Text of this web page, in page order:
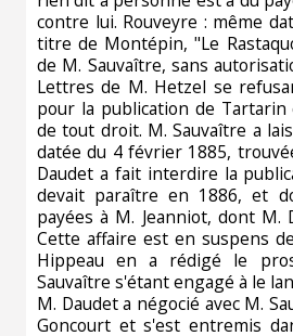
contre lui. Rouveyre : même
titre de Montépin, "Le
de M. Sauvaître, sans
Lettres de M. Hetzel se
pour la publication de
de tout droit. M. Sauvaître a
datée du 4 février 1885,
Daudet a fait interdire la
devait paraître en 1886, et
payées à M. Jeanniot, dont M.
Cette affaire est en suspens
Hippeau en a rédigé le
Sauvaître s'étant engagé à le
M. Daudet a négocié avec M.
Goncourt et s'est entremis